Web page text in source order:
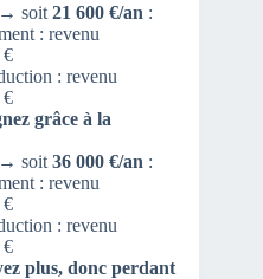
→ soit 21 600 €/an :
: revenu
€
: revenu
€
grâce à la
→ soit 36 000 €/an :
: revenu
€
: revenu
€
plus, donc perdant